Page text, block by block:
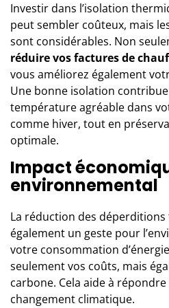
Investir dans l’isolation
peut sembler coûteux, mais
sont considérables. Non
réduire vos factures de
vous améliorez également
Une bonne isolation
température agréable dans
comme hiver, tout en
optimale.
Impact
environnemental
La réduction des
également un geste pour
votre consommation
seulement vos coûts, mais
carbone. Cela aide à
changement climatique.